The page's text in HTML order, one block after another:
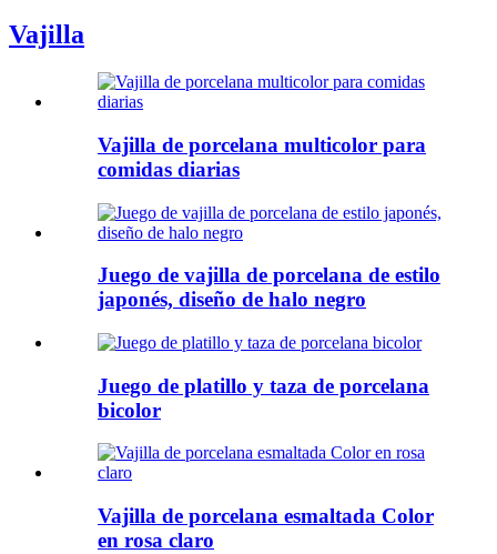
Vajilla
Vajilla de porcelana multicolor para
comidas diarias
Juego de vajilla de porcelana de estilo
japonés, diseño de halo negro
Juego de platillo y taza de porcelana
bicolor
Vajilla de porcelana esmaltada Color
en rosa claro